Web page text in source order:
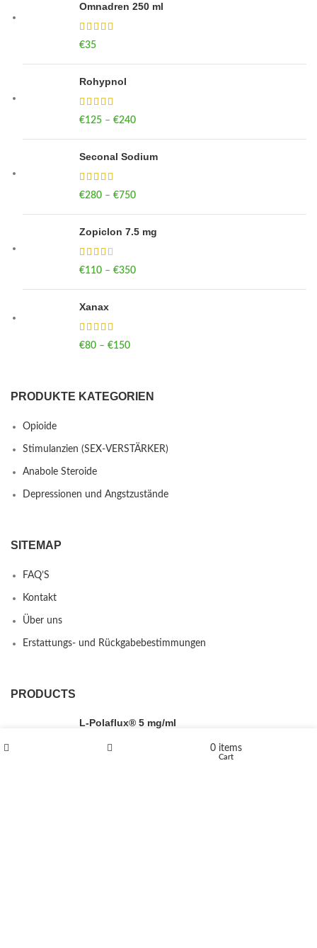
Omnadren 250 ml
€35
Rohypnol
€125 – €240
Seconal Sodium
€280 – €750
Zopiclon 7.5 mg
€110 – €350
Xanax
€80 – €150
PRODUKTE KATEGORIEN
Opioide
Stimulanzien (SEX-VERSTÄRKER)
Anabole Steroide
Depressionen und Angstzustände
SITEMAP
FAQ’S
Kontakt
Über uns
Erstattungs- und Rückgabebestimmungen
PRODUCTS
L-Polaflux® 5 mg/ml
0 items
Cart